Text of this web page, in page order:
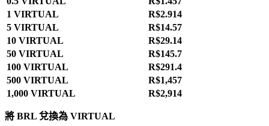
1 VIRTUAL
R$2.914
5 VIRTUAL
R$14.57
10 VIRTUAL
R$29.14
50 VIRTUAL
R$145.7
100 VIRTUAL
R$291.4
500 VIRTUAL
R$1,457
1,000 VIRTUAL
R$2,914
將 BRL 兌換為 VIRTUAL